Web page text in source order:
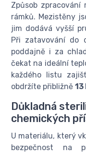
Způsob
rámků. Mezistěny
jim dodává vyšší
Při zatavování do
poddajně i za
čekat na ideální
každého listu
obdržíte přibližně 13
Důkladná
chemických
U materiálu, který
bezpečnost na